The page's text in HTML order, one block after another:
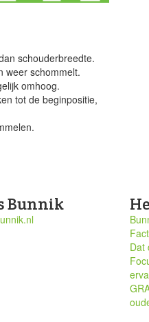
schouderbreedte.
weer schommelt.
omhoog.
tot de beginpositie,
Bunnik
Dat